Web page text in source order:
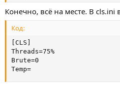
Конечно, всё на месте. В
Код:
[CLS]
Threads=75%
Brute=0
Temp=